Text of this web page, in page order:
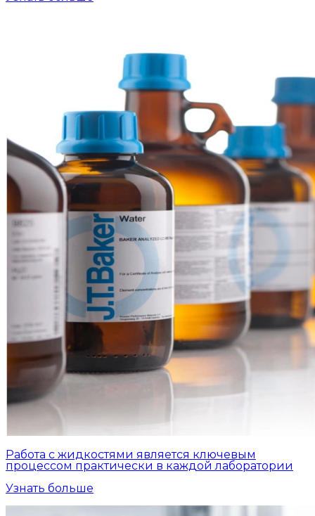
Работа с жидкостями является ключевым
процессом практически в каждой лаборатории
Узнать больше